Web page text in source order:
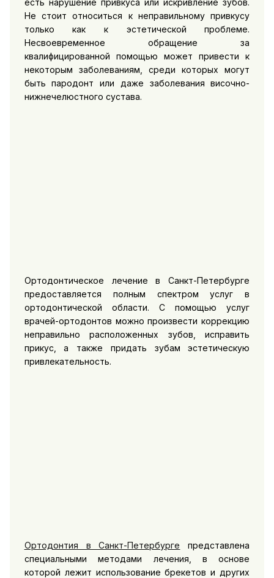
Не стоит относиться к неправильному привкусу
только как к эстетической проблеме.
Несвоевременное обращение за
квалифицированной помощью может привести к
некоторым заболеваниям, среди которых могут
быть пародонт или даже заболевания височно-
нижнечелюстного сустава.
Ортодонтическое лечение в Санкт-Петербурге
предоставляется полным спектром услуг в
ортодонтической области. С помощью услуг
врачей-ортодонтов можно произвести коррекцию
неправильно расположенных зубов, исправить
прикус, а также придать зубам эстетическую
привлекательность.
Ортодонтия в Санкт-Петербурге представлена
специальными методами лечения, в основе
которой лежит использование брекетов и других